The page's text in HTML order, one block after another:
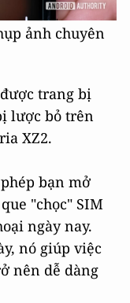
ảnh chuyên
trang bị
lược bỏ trên
XZ2.
bạn mở
"chọc" SIM
ngày nay.
nó giúp việc
nên dễ dàng